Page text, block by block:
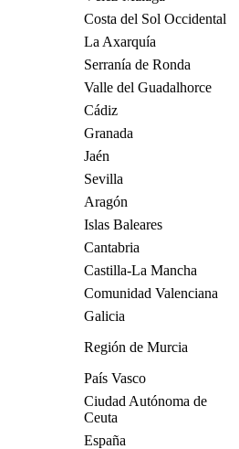
Costa del Sol Occidental
La Axarquía
Serranía de Ronda
Valle del Guadalhorce
Cádiz
Granada
Jaén
Sevilla
Aragón
Islas Baleares
Cantabria
Castilla-La Mancha
Comunidad Valenciana
Galicia
Región de Murcia
País Vasco
Ciudad Autónoma de
Ceuta
España